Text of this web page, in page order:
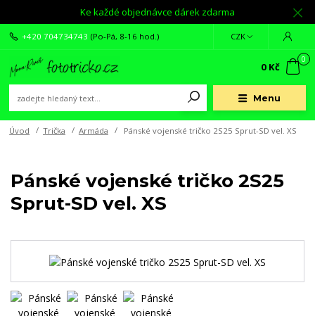
Ke každé objednávce dárek zdarma
Menu
CZK
+420 704734743 (Po-Pá, 8-16 hod.)
0
0 Kč
Úvod Trička Armáda Pánské vojenské tričko 2S25 Sprut-SD vel. XS
Pánské vojenské tričko 2S25
Sprut-SD vel. XS